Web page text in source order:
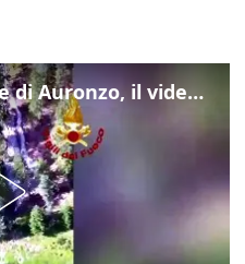
Frana lambisce le case di Auronzo, il video dall'elicottero dei vigili del fuoco